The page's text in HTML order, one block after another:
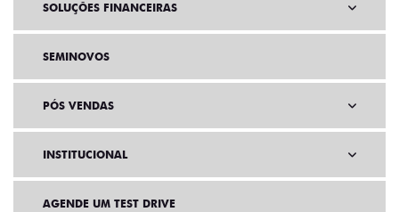
SOLUÇÕES FINANCEIRAS
SEMINOVOS
PÓS VENDAS
INSTITUCIONAL
AGENDE UM TEST DRIVE